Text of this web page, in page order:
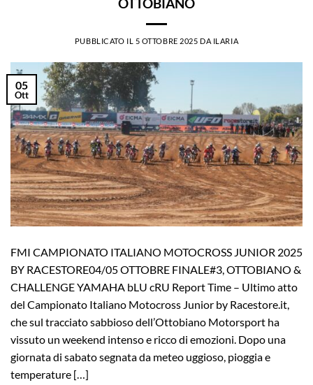
OTTOBIANO
PUBBLICATO IL 5 OTTOBRE 2025 DA ILARIA
05
Ott
FMI CAMPIONATO ITALIANO MOTOCROSS JUNIOR 2025
BY RACESTORE04/05 OTTOBRE FINALE#3, OTTOBIANO &
CHALLENGE YAMAHA bLU cRU Report Time – Ultimo atto
del Campionato Italiano Motocross Junior by Racestore.it,
che sul tracciato sabbioso dell’Ottobiano Motorsport ha
vissuto un weekend intenso e ricco di emozioni. Dopo una
giornata di sabato segnata da meteo uggioso, pioggia e
temperature […]